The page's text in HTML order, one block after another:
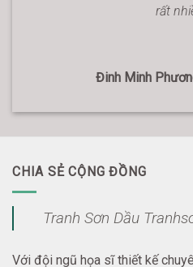
rất
Đinh Minh
CHIA SẺ CỘNG ĐỒNG
Tranh Sơn Dầu
Với đội ngũ họa sĩ thiết kế